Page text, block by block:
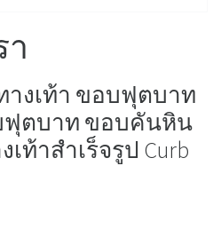
งเท้า ขอบฟุตบาท
ตบาท ขอบคันหิน
ท้าสำเร็จรูป Curb